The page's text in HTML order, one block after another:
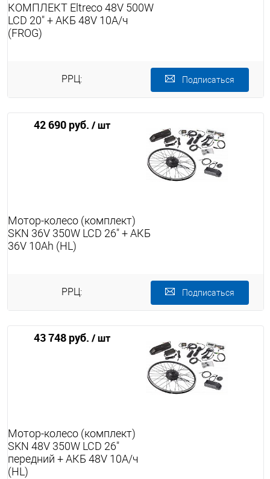
КОМПЛЕКТ Eltreco 48V 500W
LCD 20" + АКБ 48V 10А/ч
(FROG)
РРЦ:
42 690 руб. / шт
Подписаться
Мотор-колесо (комплект)
SKN 36V 350W LCD 26" + АКБ
36V 10Ah (HL)
РРЦ:
43 748 руб. / шт
Подписаться
Мотор-колесо (комплект)
SKN 48V 350W LCD 26"
передний + АКБ 48V 10А/ч
(HL)